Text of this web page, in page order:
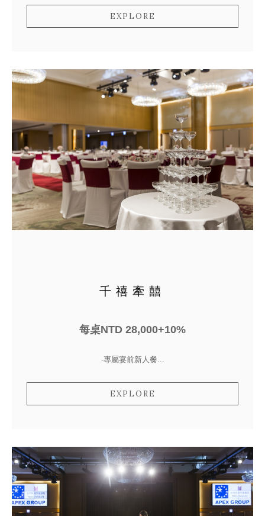
EXPLORE
千禧牽囍
每桌NTD 28,000+10%
-專屬宴前新人餐...
EXPLORE